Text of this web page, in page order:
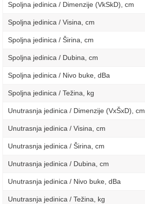
Spoljna jedinica / Dimenzije (VkSkD), сm
Spoljna jedinica / Visina, сm
Spoljna jedinica / Širina, сm
Spoljna jedinica / Dubina, сm
Spoljna jedinica / Nivo buke, dBa
Spoljna jedinica / Težina, kg
Unutrasnja jedinica / Dimenzije (VxŠxD), сm
Unutrasnja jedinica / Visina, сm
Unutrasnja jedinica / Širina, сm
Unutrasnja jedinica / Dubina, сm
Unutrasnja jedinica / Nivo buke, dBa
Unutrasnja jedinica / Težina, kg